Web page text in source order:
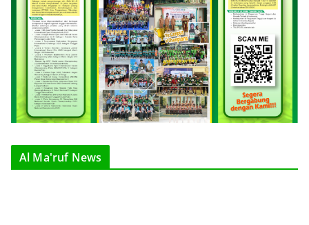
Al Ma'ruf News